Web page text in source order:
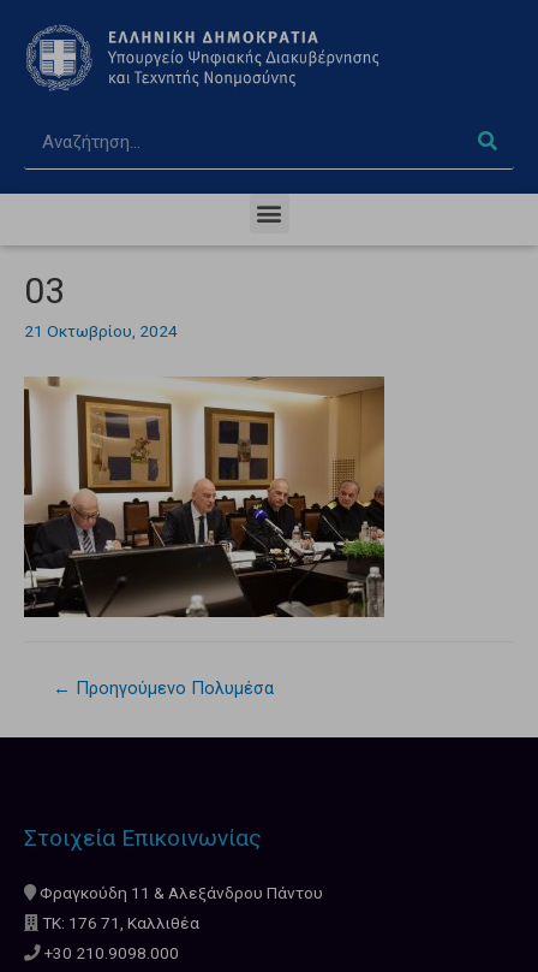
03
21 Οκτωβρίου, 2024
← Προηγούμενο Πολυμέσα
Στοιχεία Επικοινωνίας
Φραγκούδη 11 & Αλεξάνδρου Πάντου
ΤΚ: 176 71, Καλλιθέα
+30 210.9098.000